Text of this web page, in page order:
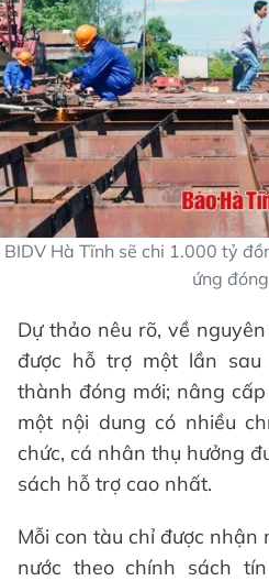
BIDV Hà Tĩnh sẽ chi 1.000 tỷ
ứng
Dự thảo nêu rõ, về
được hỗ trợ một lần
thành đóng mới; nâng
một nội dung có nhiều
chức, cá nhân thụ hưởng
sách hỗ trợ cao nhất.
Mỗi con tàu chỉ được nhận
nước theo chính sách